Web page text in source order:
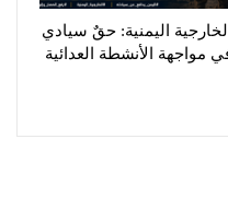
الخارجية اليمنية: حقٌ سيادي
مواجهة الأنشطة العدائية